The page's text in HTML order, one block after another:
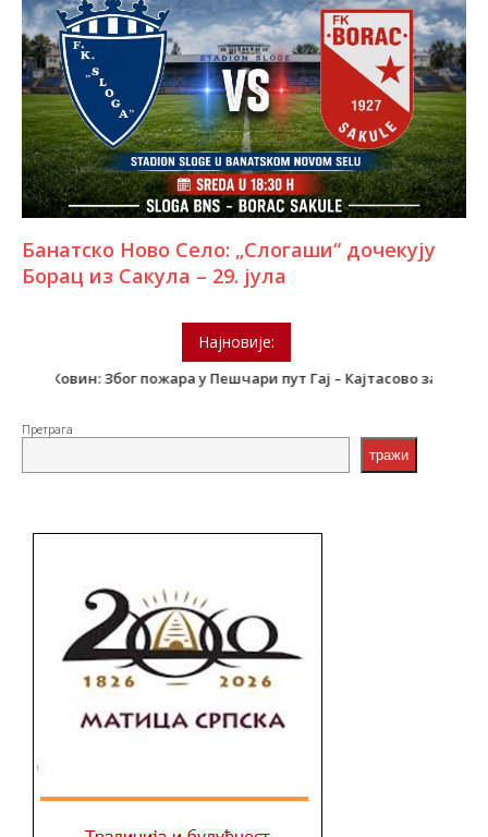
Банатско Ново Село: „Слогаши“ дочекују
Борац из Сакула – 29. јула
Најновије:
Ковин: Због пожара у Пешчари пут Гај – Кајтасово
Претрага
тражи